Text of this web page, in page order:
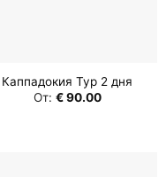
Каппадокия Тур 2 дня
От: €90.00